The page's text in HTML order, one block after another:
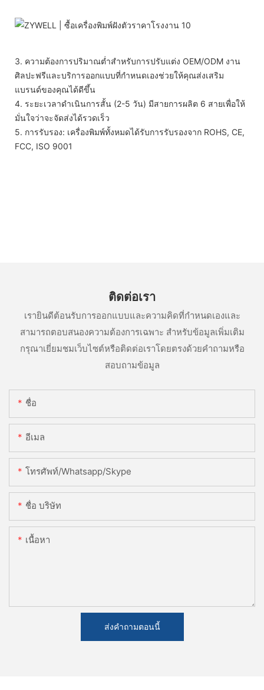
3. ความต้องการปริมาณต่ำสำหรับการปรับแต่ง OEM/ODM งาน
ศิลปะฟรีและบริการออกแบบที่กำหนดเองช่วยให้คุณส่งเสริม
แบรนด์ของคุณได้ดีขึ้น
4. ระยะเวลาดำเนินการสั้น (2-5 วัน) มีสายการผลิต 6 สายเพื่อให้
มั่นใจว่าจะจัดส่งได้รวดเร็ว
5. การรับรอง: เครื่องพิมพ์ทั้งหมดได้รับการรับรองจาก ROHS, CE,
FCC, ISO 9001
ติดต่อเรา
เรายินดีต้อนรับการออกแบบและความคิดที่กำหนดเองและ
สามารถตอบสนองความต้องการเฉพาะ สำหรับข้อมูลเพิ่มเติม
กรุณาเยี่ยมชมเว็บไซต์หรือติดต่อเราโดยตรงด้วยคำถามหรือ
สอบถามข้อมูล
ชื่อ
อีเมล
โทรศัพท์/whatsapp/skype
ชื่อ บริษัท
เนื้อหา
ส่งคำถามตอนนี้